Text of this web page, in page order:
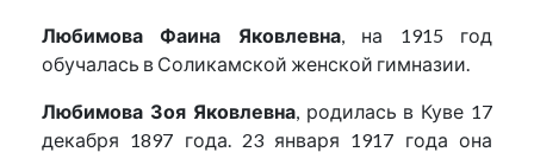
Любимова Фаина Яковлевна, на 1915 год
обучалась в Соликамской женской гимназии.
Любимова Зоя Яковлевна, родилась в Куве 17
декабря 1897 года. 23 января 1917 года она